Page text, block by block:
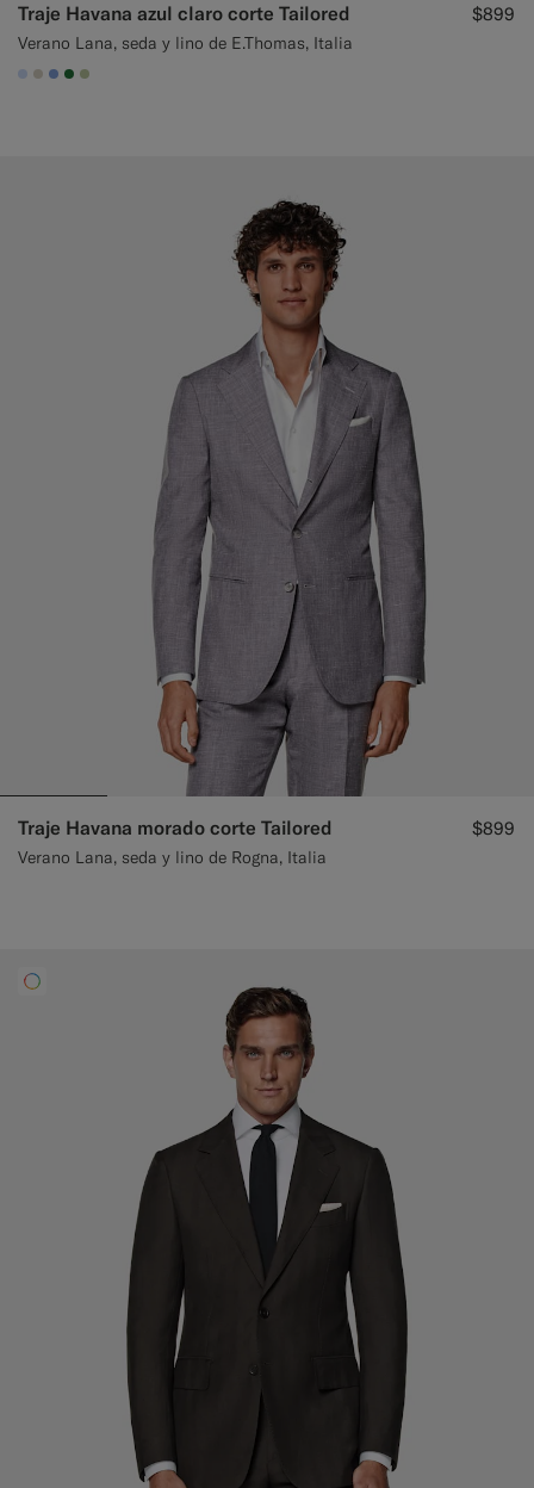
Traje Havana azul claro corte Tailored
Verano Lana, seda y lino de E.Thomas, Italia
$899
#CCDCF9
#D7D1C3
#82A1DC
#227038
#BDC9A0
Traje Havana morado corte Tailored
Verano Lana, seda y lino de Rogna, Italia
$899